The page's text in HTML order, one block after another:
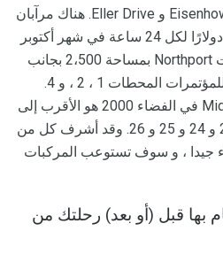
Boulevard و Eisenhower Boulevard و Eller Drive. هناك مرآبان
كبيران للسيارات يكلفان 15 دولارًا لكل 24 ساعة في شهر أكتوبر
2008. مرآب وقوف السيارات Northport بمساحة 2،500 بجانب
Ft. يخدم مركز Lauderdale للمؤتمرات المحطات 1 ، 2 ، و 4.
مرآب وقوف السيارات Midport في الفضاء 2000 هو الأقرب إلى
المحطات 18 و 19 و 21 و 22 و 24 و 25 و 26. وقد أشرف كل من
جيدا ، و سوف تستوعب المركبات
بها قبل (أو بعد) رحلتك من